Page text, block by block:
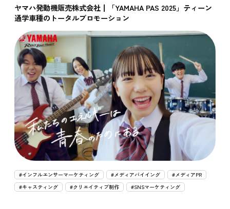
ヤマハ発動機販売株式会社┃「YAMAHA PAS 2025」ティーン
通学車種のトータルプロモーション
#インフルエンサーマーケティング #メディアバイイング
#メディアPR
#キャスティング
#クリエイティブ制作 #SNSマーケティング